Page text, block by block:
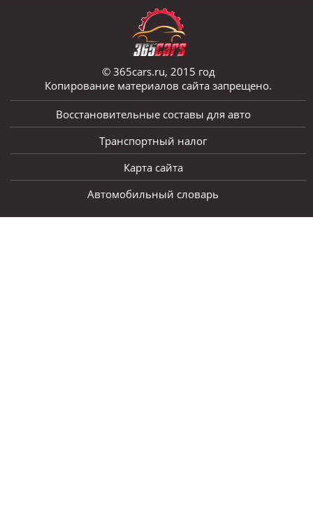
© 365cars.ru, 2015 год
Копирование материалов сайта запрещено.
Восстановительные составы для авто
Транспортный налог
Карта сайта
Автомобильный словарь